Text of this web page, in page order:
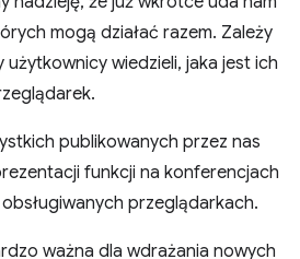
mogą działać razem. Zależy
użytkownicy wiedzieli, jaka jest ich
publikowanych przez nas
funkcji na konferencjach
przeglądarkach.
ważna dla wdrażania nowych